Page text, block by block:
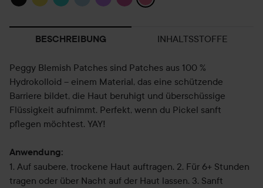
BESCHREIBUNG INHALTSSTOFFE
Peggy Blemish Patches sind Patches aus 100 %
Hydrokolloid – einem Material, das eine schützende
Barriere bildet, die Haut beruhigt und überschüssige
Flüssigkeit aufnimmt. Perfekt, wenn du Pickel sanft
pflegen möchtest. YAY!
Anwendung:
1. Auf saubere, trockene Haut auftragen. 2. Für 6+ Stunden
tragen oder über Nacht auf der Haut lassen. 3. Sanft